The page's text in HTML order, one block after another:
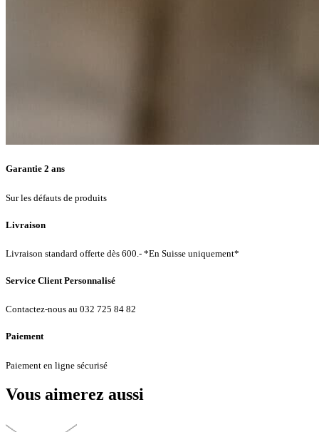
Garantie 2 ans
Sur les défauts de produits
Livraison
Livraison standard offerte dès 600.- *En Suisse uniquement*
Service Client Personnalisé
Contactez-nous au 032 725 84 82
Paiement
Paiement en ligne sécurisé
Vous aimerez aussi